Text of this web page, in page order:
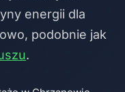
energii dla
podobnie jak
.